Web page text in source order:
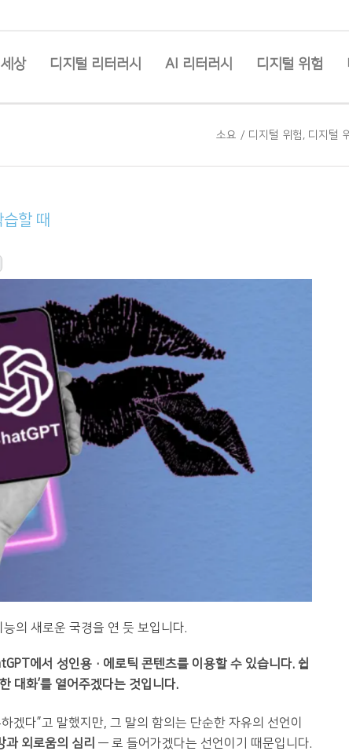
상 디지털 리터러시 AI 리터러시 디지털 위험
소요 / 디지털 위험, 디지털
할 때
의 새로운 국경을 연 듯 보입니다.
에서 성인용·에로틱 콘텐츠를 이용할 수 있습니다. 쉽
대화’를 열어주겠다는 것입니다.
겠다”고 말했지만, 그 말의 함의는 단순한 자유의 선언이
과 외로움의 심리 — 로 들어가겠다는 선언이기 때문입니다.